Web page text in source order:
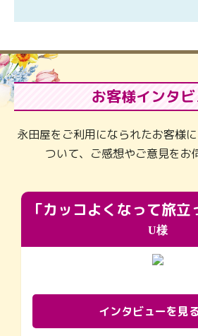
お客様インタ
永田屋をご利用になられたお客様
ついて、ご感想やご意見をお
U様
インタビューを見